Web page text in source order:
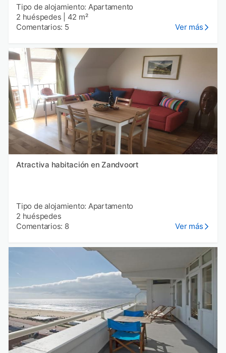
Tipo de alojamiento: Apartamento
2 huéspedes
42 m²
Comentarios: 5
Ver más
Atractiva habitación en Zandvoort
Tipo de alojamiento: Apartamento
2 huéspedes
Comentarios: 8
Ver más